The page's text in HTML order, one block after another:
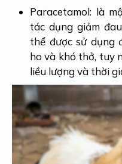
Paracetamol: là
tác dụng giảm
thể được sử dụng
ho và khó thở, tuy
liều lượng và thời